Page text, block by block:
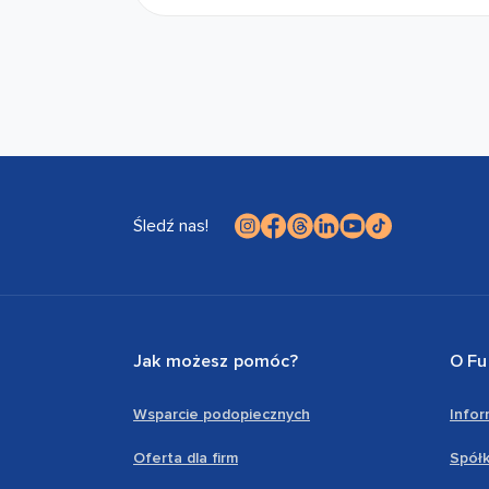
Śledź nas!
Jak możesz pomóc?
Wsparcie podopiecznych
Oferta dla firm
O